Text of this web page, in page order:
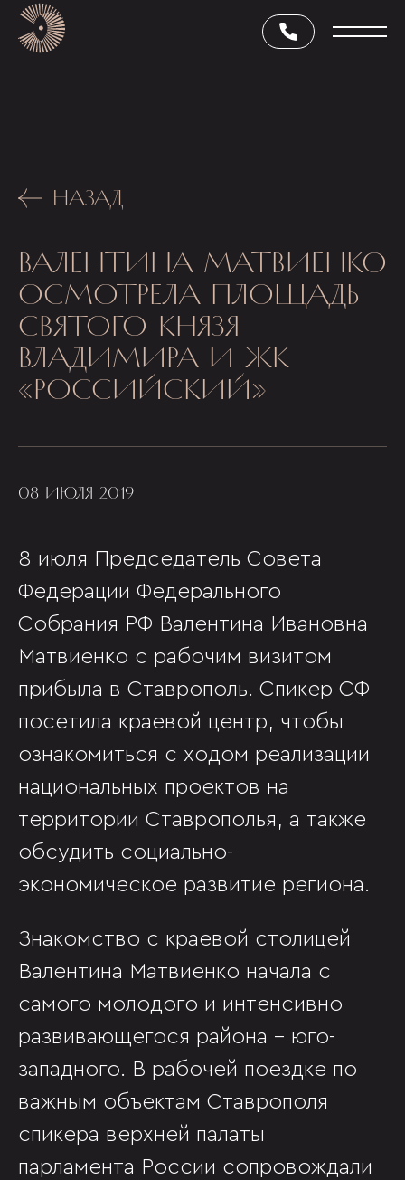
НАЗАД
ВАЛЕНТИНА МАТВИЕНКО
ОСМОТРЕЛА ПЛОЩАДЬ
СВЯТОГО КНЯЗЯ
ВЛАДИМИРА И ЖК
«РОССИЙСКИЙ»
08 ИЮЛЯ 2019
8 июля Председатель Совета
Федерации Федерального
Собрания РФ Валентина Ивановна
Матвиенко с рабочим визитом
прибыла в Ставрополь. Спикер СФ
посетила краевой центр, чтобы
ознакомиться с ходом реализации
национальных проектов на
территории Ставрополья, а также
обсудить социально-
экономическое развитие региона.
Знакомство с краевой столицей
Валентина Матвиенко начала с
самого молодого и интенсивно
развивающегося района - юго-
западного. В рабочей поездке по
важным объектам Ставрополя
спикера верхней палаты
парламента России сопровождали